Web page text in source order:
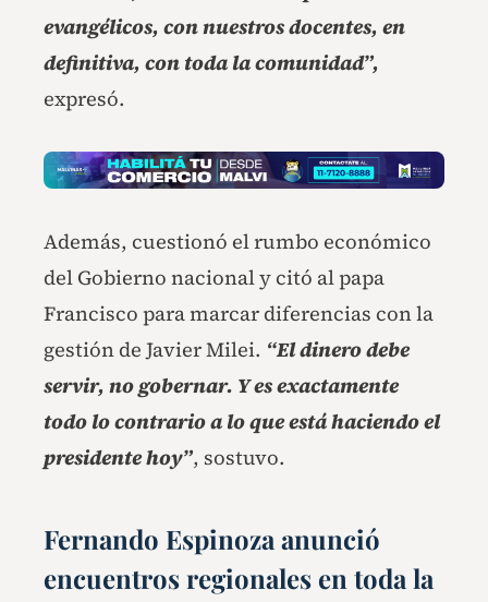
evangélicos, con nuestros docentes, en
definitiva, con toda la comunidad”,
expresó.
Además, cuestionó el rumbo económico
del Gobierno nacional y citó al papa
Francisco para marcar diferencias con la
gestión de Javier Milei. “El dinero debe
servir, no gobernar. Y es exactamente
todo lo contrario a lo que está haciendo el
presidente hoy”, sostuvo.
Fernando Espinoza anunció
encuentros regionales en toda la